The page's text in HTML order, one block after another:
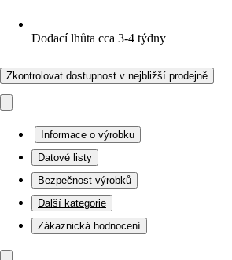
Dodací lhůta cca 3-4 týdny
Zkontrolovat dostupnost v nejbližší prodejně
Informace o výrobku
Datové listy
Bezpečnost výrobků
Další kategorie
Zákaznická hodnocení